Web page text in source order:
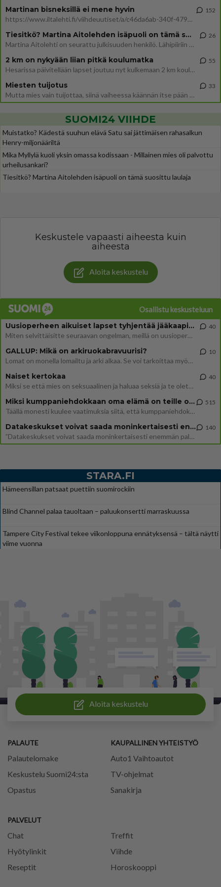
Martinan bisneksillä ei mene hyvin
https://www.iltalehti.fi/viihdeuutiset/a/c46da6ab-340f-4790-aaa7-0865eed2336 Yrityksen konkurssihakemus on tullut kärä
152
Tiesitkö? Martina Aitolehden isäpuoli on tämä suosittu laulaja
Martina Aitolehti on seurattu julkisuuden henkilö. Lähipiiriin mahtuu muitakin tunnettuja henkilöitä. Tiesitkö, että Ma
26
2 km on nykyään liian pitkä koulumatka
Hesarissa päivitellään lapset joutuu nyt kulkemaan 2 km kouluun jösses. Ruostefillarilla tuo matka menee vaikka miten äk
55
Miesten tuijotus
Mutta mies vain tuijottaa, siinä vaiheessa käännän itse pään pois. Mikä juttu? Yleensä jos joku tuijottaa tai katsoo, hä
33
SUOMI24 VIIHDE
Muistatko? Kädestä suuhun elävä Satu sai jättimäisen rahasalkun
Henry-miljonääriltä
Mika Myllylä kuoli yksin omassa kodissaan - Millainen mies oli palvottu
urheilusankari?
Tiesitkö? Martina Aitolehden isäpuoli on tämä suosittu laulaja
Keskustele vapaasti aiheesta kuin
aiheesta
Aloita keskustelu
Osallistu keskusteluun
Uusioperheen aikuiset lapset tyhjentää jääkaapin käydessään
Miten selvittäisitte seuraavan ongelman, meillä on uusioperhe, minulla teini-ikäiset lapset ja puolisolla aikuiset, jotk
40
GALLUP: Mikä on arkiruokabravuurisi?
Lomat on monella lomailtu ja arki alkaa. Se voi tarkoittaa myös sitä, että grillailut on grillattu ja palataan arjen ruo
10
Naiset kertokaa
Miksi se että mies on seksuaalinen ja haluaa seksiä ja te olette hänen mielestänne haluttava on vastenmielistä? Mikä sii
40
Miksi kumppaniehdokkaan oma elämä on teille ongelma?
Täällä monesti kuulee vaatimuksia siitä, että kumppaniehdokkaalla ei saisi olla lemmikkejä, lapsia, kavereita, eksiä, su
515
Datakeskukset voivat saada moninkertaisesti enemmän palautuksia kuin mitä ne maksavat veroja
”Datakeskukset voivat saada moninkertaisesti enemmän palautuksia kuin mitä ne maksavat veroja”, sanoo professori Jussi K
140
STARA.FI
Hämeensillan patsaat puettiin suomirockiin
Blind Channel palaa tauoltaan – paluukonsertti marraskuussa
Tampere City Festival tekee viikonloppuna ennätyksensä – tältä näytti
viime vuonna
Aloita keskustelu
PALAUTE
Palautelomake
Keskustelu Suomi24:sta
Opastus
PALVELUT
Chat
Treffit
Hyötylinkit
Viihde
Reseptit
Horoskooppi
KAUPALLINEN YHTEISTYÖ
Auto1 Vaihtoautot
TV-ohjelmat
Sanakirja